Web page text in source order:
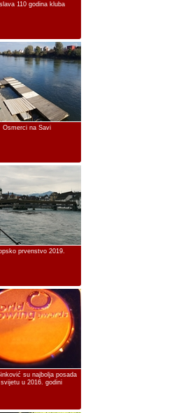
110 godina kluba
Osmerci na Savi
prvenstvo 2019.
su najbolja posada
svijetu u 2016. godini